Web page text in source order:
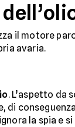
il motore
avaria.
. L’aspetto da
di
la spia e